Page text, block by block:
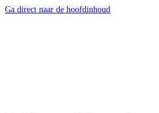
Ga direct naar de hoofdinhoud